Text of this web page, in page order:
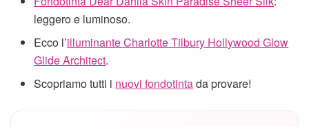
leggero e luminoso.
Ecco l’illuminante Charlotte Tilbury Hollywood Glow
Glide Architect.
Scopriamo tutti i nuovi fondotintada provare!